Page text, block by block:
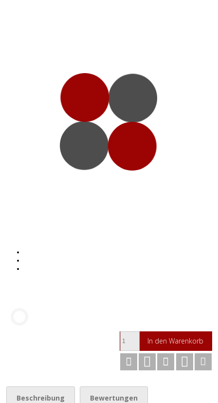
In den Warenkorb
Beschreibung Bewertungen